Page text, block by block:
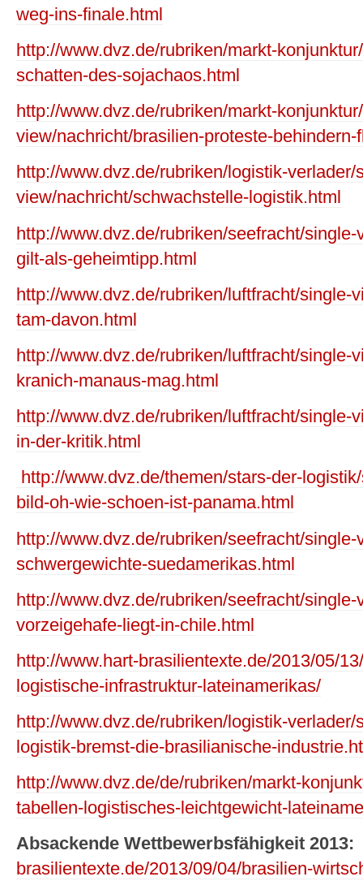
weg-ins-finale.html
http://www.dvz.de/rubriken/markt-
schatten-des-sojachaos.html
http://www.dvz.de/rubriken/markt-
view/nachricht/brasilien-proteste-
http://www.dvz.de/rubriken/logistik-verlader/
view/nachricht/schwachstelle-logistik.html
http://www.dvz.de/rubriken/seefracht/
gilt-als-geheimtipp.html
http://www.dvz.de/rubriken/luftfracht/single-
tam-davon.html
http://www.dvz.de/rubriken/luftfracht/single-
kranich-manaus-mag.html
http://www.dvz.de/rubriken/luftfracht/single-
in-der-kritik.html
http://www.dvz.de/themen/stars-der-
bild-oh-wie-schoen-ist-panama.html
http://www.dvz.de/rubriken/seefracht/
schwergewichte-suedamerikas.html
http://www.dvz.de/rubriken/seefracht/
vorzeigehafe-liegt-in-chile.html
http://www.hart-brasilientexte.de/2013/05/
logistische-infrastruktur-lateinamerikas/
http://www.dvz.de/rubriken/logistik-
logistik-bremst-die-brasilianische-
http://www.dvz.de/de/rubriken/markt-
tabellen-logistisches-leichtgewicht-
Absackende Wettbewerbsfähigkeit 2013:
brasilientexte.de/2013/09/04/brasilien-